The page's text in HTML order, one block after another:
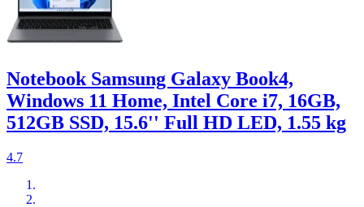
Notebook Samsung Galaxy Book4,
Windows 11 Home, Intel Core i7, 16GB,
512GB SSD, 15.6'' Full HD LED, 1.55 kg
4.7